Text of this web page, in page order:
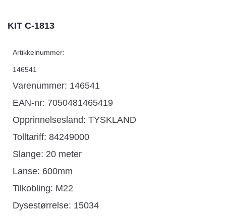
KIT C-1813
Artikkelnummer:
146541
Varenummer: 146541
EAN-nr: 7050481465419
Opprinnelsesland: TYSKLAND
Tolltariff: 84249000
Slange: 20 meter
Lanse: 600mm
Tilkobling: M22
Dysestørrelse: 15034